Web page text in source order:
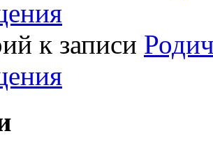
к записи